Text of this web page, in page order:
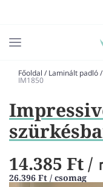
Főoldal / Laminált padló/
IM1850
14.385 Ft /
26.396 Ft / csomag